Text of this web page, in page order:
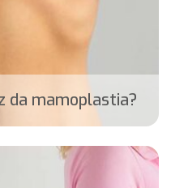
da mamoplastia?